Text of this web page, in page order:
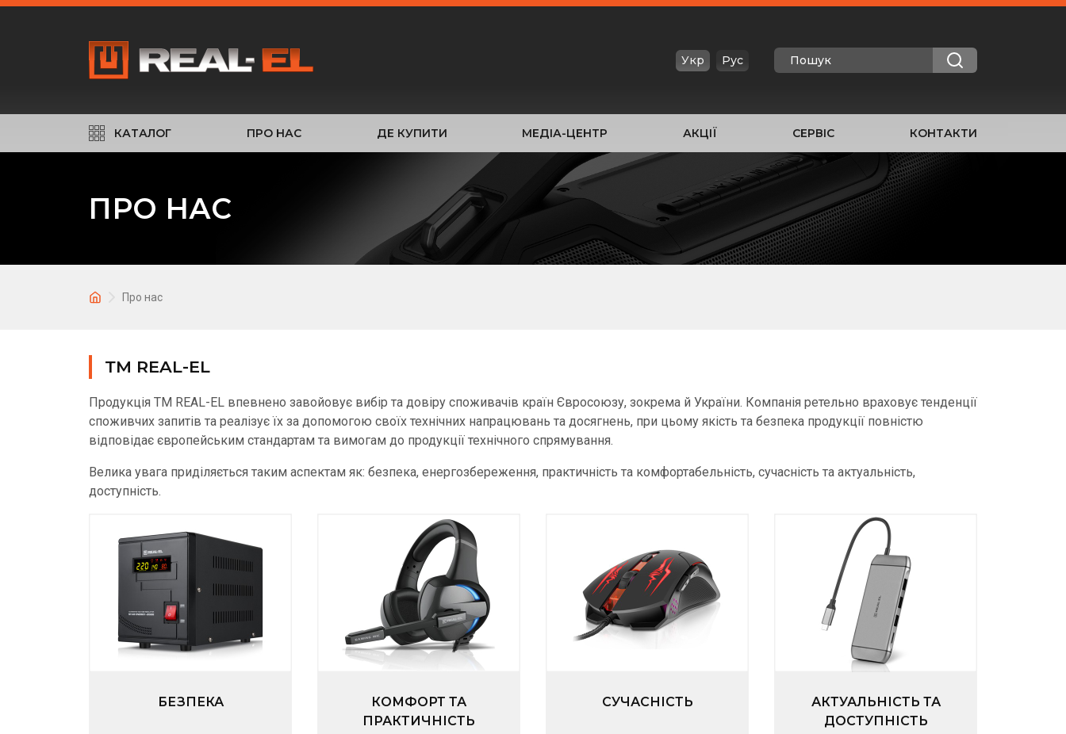
Укр Рус
КАТАЛОГ ПРО НАС ДЕ КУПИТИ МЕДІА-ЦЕНТР АКЦІЇ СЕРВІС КОНТАКТИ
ПРО НАС
Про нас
ТМ REAL-EL
Продукція ТМ REAL-EL впевнено завойовує вибір та довіру споживачів країн Євросоюзу, зокрема й України. Компанія ретельно враховує тенденції
споживчих запитів та реалізує їх за допомогою своїх технічних напрацювань та досягнень, при цьому якість та безпека продукції повністю
відповідає європейським стандартам та вимогам до продукції технічного спрямування.
Велика увага приділяється таким аспектам як: безпека, енергозбереження, практичність та комфортабельність, сучасність та актуальність,
доступність.
БЕЗПЕКА
КОМФОРТ ТА
ПРАКТИЧНІСТЬ
СУЧАСНІСТЬ
АКТУАЛЬНІСТЬ ТА
ДОСТУПНІСТЬ